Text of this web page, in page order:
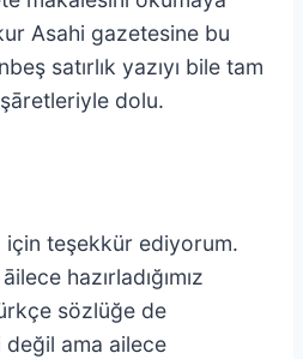
Asahi gazetesine bu
satırlık yazıyı bile tam
dolu.
için teşekkür ediyorum.
hazırladığımız
sözlüğe de
değil ama ailece